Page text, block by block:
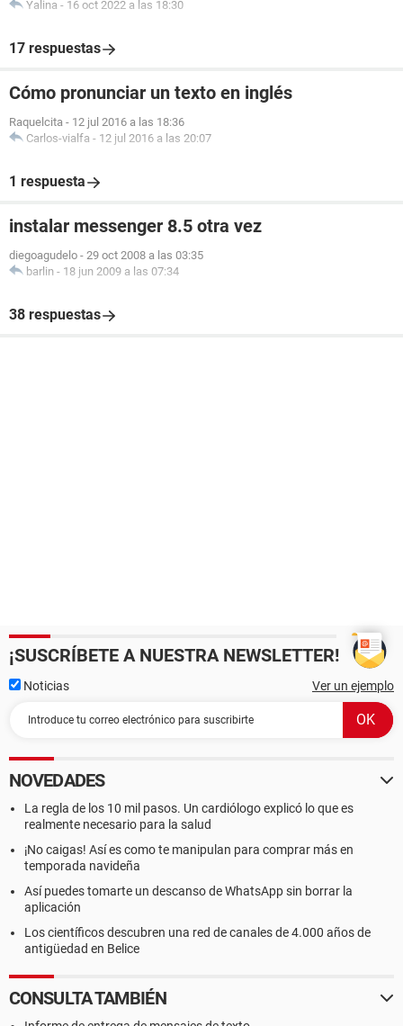
Yalina - 16 oct 2022 a las 18:30
17 respuestas
Cómo pronunciar un texto en inglés
Raquelcita - 12 jul 2016 a las 18:36
Carlos-vialfa - 12 jul 2016 a las 20:07
1 respuesta
instalar messenger 8.5 otra vez
diegoagudelo - 29 oct 2008 a las 03:35
barlin - 18 jun 2009 a las 07:34
38 respuestas
¡SUSCRÍBETE A NUESTRA NEWSLETTER!
Noticias Ver un ejemplo
NOVEDADES
La regla de los 10 mil pasos. Un cardiólogo explicó lo que es
realmente necesario para la salud
¡No caigas! Así es como te manipulan para comprar más en
temporada navideña
Así puedes tomarte un descanso de WhatsApp sin borrar la
aplicación
Los científicos descubren una red de canales de 4.000 años de
antigüedad en Belice
CONSULTA TAMBIÉN